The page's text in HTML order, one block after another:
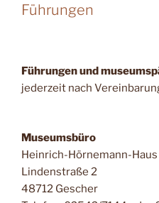
Führungen
Führungen und
jederzeit nach
Museumsbüro
Heinrich-Hörnemann-Haus
Lindenstraße 2
48712 Gescher